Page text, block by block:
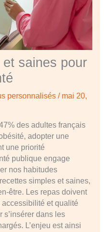
saines pour
personnalisés/ mai 20,
des adultes français
adopter une
une priorité
publique engage
nos habitudes
simples et saines,
être. Les repas doivent
et qualité
s’insérer dans les
L’enjeu est ainsi